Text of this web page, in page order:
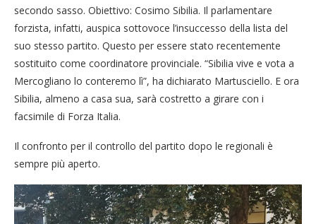
secondo sasso. Obiettivo: Cosimo Sibilia. Il parlamentare
forzista, infatti, auspica sottovoce l’insuccesso della lista del
suo stesso partito. Questo per essere stato recentemente
sostituito come coordinatore provinciale. “Sibilia vive e vota a
Mercogliano lo conteremo lì”, ha dichiarato Martusciello. E ora
Sibilia, almeno a casa sua, sarà costretto a girare con i
facsimile di Forza Italia.
Il confronto per il controllo del partito dopo le regionali è
sempre più aperto.